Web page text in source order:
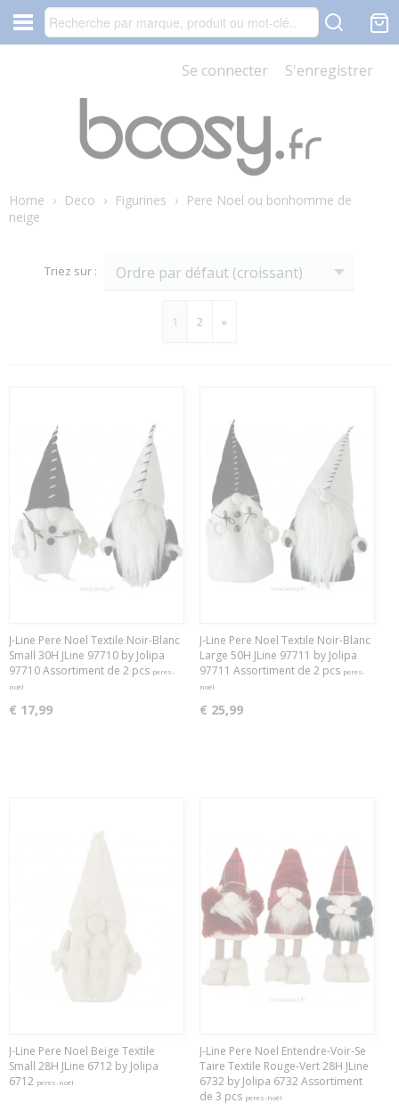
Se connecter S'enregistrer
Home › Deco › Figurines › Pere Noel ou bonhomme de
neige
Triez sur :
1 2 »
J-Line Pere Noel Textile Noir-Blanc
Small 30H JLine 97710 by Jolipa
97710 Assortiment de 2 pcs peres-
noël
€ 17,99
J-Line Pere Noel Textile Noir-Blanc
Large 50H JLine 97711 by Jolipa
97711 Assortiment de 2 pcs peres-
noël
€ 25,99
J-Line Pere Noel Beige Textile
Small 28H JLine 6712 by Jolipa
6712 peres-noël
J-Line Pere Noel Entendre-Voir-Se
Taire Textile Rouge-Vert 28H JLine
6732 by Jolipa 6732 Assortiment
de 3 pcs peres-noël